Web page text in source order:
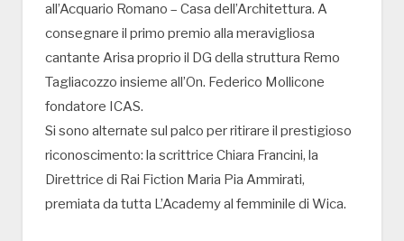
all’Acquario Romano – Casa dell’Architettura. A
consegnare il primo premio alla meravigliosa
cantante Arisa proprio il DG della struttura Remo
Tagliacozzo insieme all’On. Federico Mollicone
fondatore ICAS.
Si sono alternate sul palco per ritirare il prestigioso
riconoscimento: la scrittrice Chiara Francini, la
Direttrice di Rai Fiction Maria Pia Ammirati,
premiata da tutta L’Academy al femminile di Wica.